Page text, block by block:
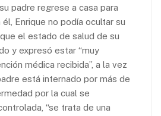
padre regrese a casa para
Enrique no podía ocultar su
el estado de salud de su
y expresó estar “muy
médica recibida”, a la vez
está internado por más de
por la cual se
“se trata de una